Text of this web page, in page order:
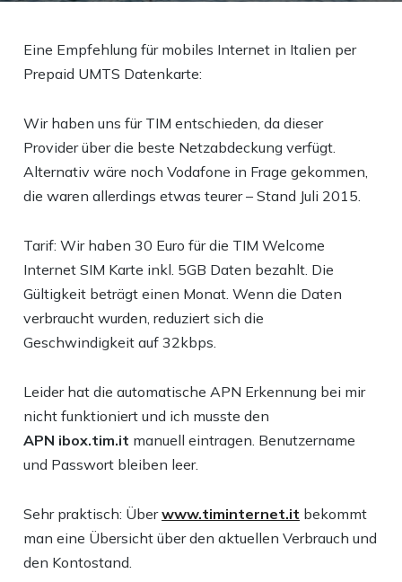
Eine Empfehlung für mobiles Internet in Italien per
Prepaid UMTS Datenkarte:
Wir haben uns für TIM entschieden, da dieser
Provider über die beste Netzabdeckung verfügt.
Alternativ wäre noch Vodafone in Frage gekommen,
die waren allerdings etwas teurer – Stand Juli 2015.
Tarif: Wir haben 30 Euro für die TIM Welcome
Internet SIM Karte inkl. 5GB Daten bezahlt. Die
Gültigkeit beträgt einen Monat. Wenn die Daten
verbraucht wurden, reduziert sich die
Geschwindigkeit auf 32kbps.
Leider hat die automatische APN Erkennung bei mir
nicht funktioniert und ich musste den
APN ibox.tim.it manuell eintragen. Benutzername
und Passwort bleiben leer.
Sehr praktisch: Überwww.timinternet.it bekommt
man eine Übersicht über den aktuellen Verbrauch und
den Kontostand.